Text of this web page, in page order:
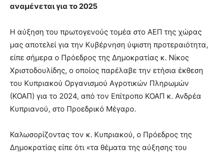
αναμένεται για το 2025
H αύξηση του πρωτογενούς τομέα στο ΑΕΠ της χώρας
μας αποτελεί για την Κυβέρνηση ύψιστη προτεραιότητα,
είπε σήμερα ο Πρόεδρος της Δημοκρατίας κ. Νίκος
Χριστοδουλίδης, ο οποίος παρέλαβε την ετήσια έκθεση
του Κυπριακού Οργανισμού Αγροτικών Πληρωμών
(ΚΟΑΠ) για το 2024, από τον Επίτροπο ΚΟΑΠ κ. Ανδρέα
Κυπριανού, στο Προεδρικό Μέγαρο.
Καλωσορίζοντας τον κ. Κυπριακού, ο Πρόεδρος της
Δημοκρατίας είπε ότι «τα θέματα της αύξησης του